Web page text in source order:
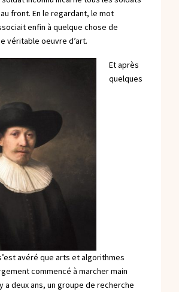
front. En le regardant, le mot
enfin à quelque chose de
véritable oeuvre d’art.
Et après
quelques
avéré que arts et algorithmes
commencé à marcher main
a deux ans, un groupe de recherche